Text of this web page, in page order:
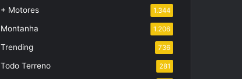
+ Motores 1.344
Montanha 1.206
Trending 736
Todo Terreno 281